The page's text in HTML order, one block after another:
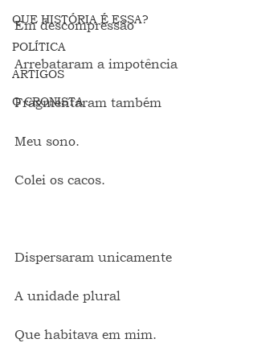
QUE HISTÓRIA É ESSA?
POLÍTICA
ARTIGOS
O CRONISTA
Em descompressão
Arrebataram a impotência
Fragmentaram também
Meu sono.
Colei os cacos.
Dispersaram unicamente
A unidade plural
Que habitava em mim.